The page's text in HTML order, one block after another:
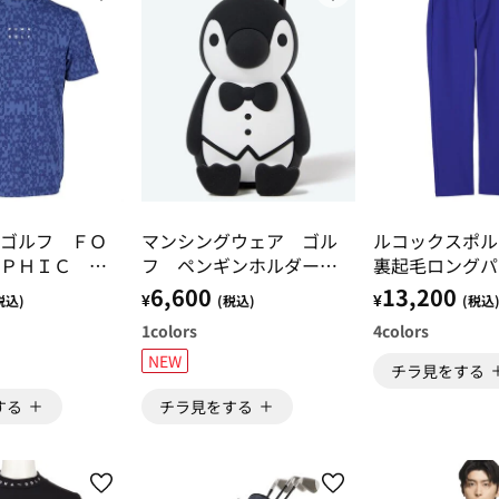
ルフ ＦＯ
ＨＩＣ 半
クシャツ
込)
る
マンシングウェア ゴル
フ ペンギンホルダー付
きクーリングタオル
¥6,600 (税込)
1colors
NEW
チラ見をする
ルコックスポ
裏起毛ロング
トレッチフォ
¥13,200 (税込)
4colors
チラ見をする